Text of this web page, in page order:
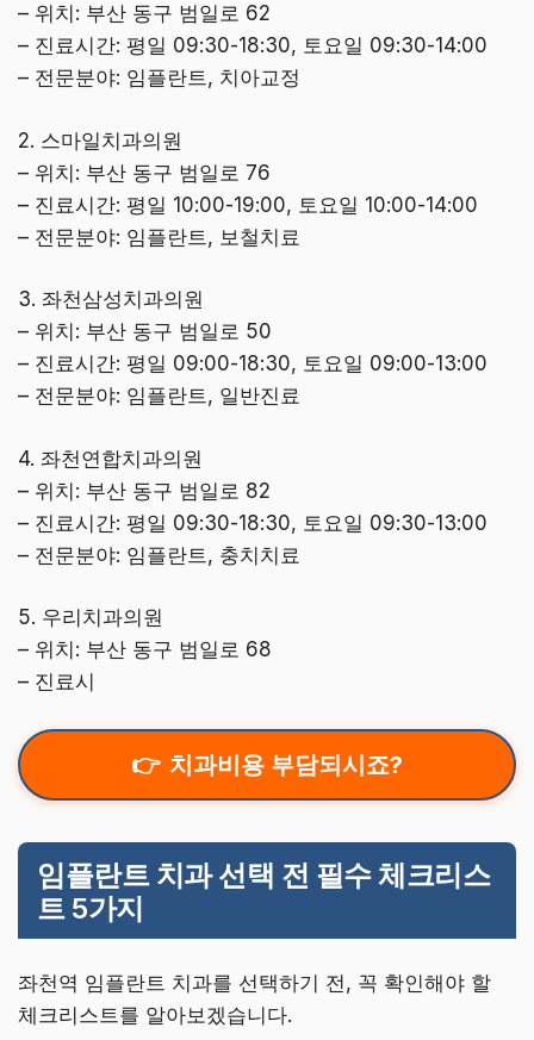
– 위치: 부산 동구 범일로 62
– 진료시간: 평일 09:30-18:30, 토요일 09:30-14:00
– 전문분야: 임플란트, 치아교정
2. 스마일치과의원
– 위치: 부산 동구 범일로 76
– 진료시간: 평일 10:00-19:00, 토요일 10:00-14:00
– 전문분야: 임플란트, 보철치료
3. 좌천삼성치과의원
– 위치: 부산 동구 범일로 50
– 진료시간: 평일 09:00-18:30, 토요일 09:00-13:00
– 전문분야: 임플란트, 일반진료
4. 좌천연합치과의원
– 위치: 부산 동구 범일로 82
– 진료시간: 평일 09:30-18:30, 토요일 09:30-13:00
– 전문분야: 임플란트, 충치치료
5. 우리치과의원
– 위치: 부산 동구 범일로 68
– 진료시
치과비용 부담되시죠?
임플란트 치과 선택 전 필수 체크리스
트 5가지
좌천역 임플란트 치과를 선택하기 전, 꼭 확인해야 할
체크리스트를 알아보겠습니다.